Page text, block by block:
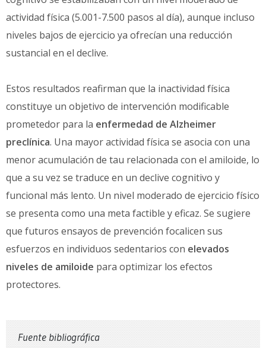
actividad física (5.001-7.500 pasos al día), aunque incluso
niveles bajos de ejercicio ya ofrecían una reducción
sustancial en el declive.
Estos resultados reafirman que la inactividad física
constituye un objetivo de intervención modificable
prometedor para la enfermedad de Alzheimer
preclínica. Una mayor actividad física se asocia con una
menor acumulación de tau relacionada con el amiloide, lo
que a su vez se traduce en un declive cognitivo y
funcional más lento. Un nivel moderado de ejercicio físico
se presenta como una meta factible y eficaz. Se sugiere
que futuros ensayos de prevención focalicen sus
esfuerzos en individuos sedentarios con elevados
niveles de amiloide para optimizar los efectos
protectores.
Fuente bibliográfica